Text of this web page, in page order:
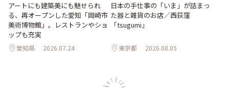
アートにも建築美にも魅せられ
る、再オープンした愛知「岡崎市
美術博物館」。レストランやショ
ップも充実
愛知県 2026.07.24
日本の手仕事の「いま」が詰まっ
た器と雑貨のお店／西荻窪
「tsugumi」
東京都 2026.08.05